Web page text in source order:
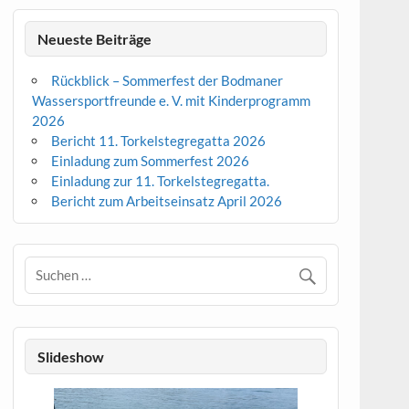
Neueste Beiträge
Rückblick – Sommerfest der Bodmaner
Wassersportfreunde e. V. mit Kinderprogramm
2026
Bericht 11. Torkelstegregatta 2026
Einladung zum Sommerfest 2026
Einladung zur 11. Torkelstegregatta.
Bericht zum Arbeitseinsatz April 2026
Slideshow